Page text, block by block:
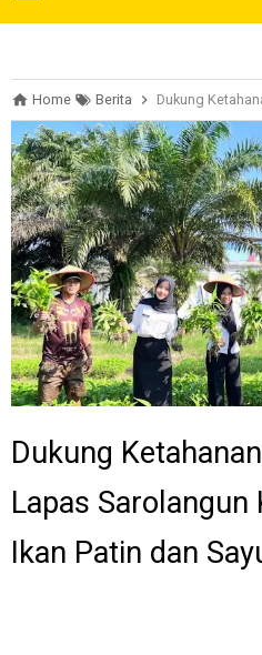
Home Berita Dukung Ketahanan Pangan,
Dukung
Lapas Sarolangun
Ikan Patin dan